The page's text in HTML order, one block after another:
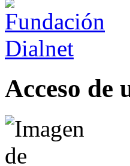
Acceso de